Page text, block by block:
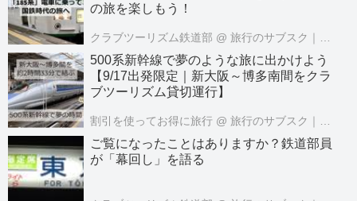
の旅を楽しもう！
クラブツーリズム鉄道部 @ 旅行のサブスク｜クラブツーリズムPASS公式
500系新幹線で夢のような旅に出かけよう
【9/17出発限定｜新大阪～博多南間をクラ
ブツーリズム貸切運行】
割引を使ってお得に旅行 @ 旅行のサブスク｜クラブツーリズムPASS公式
ご覧になったことはありますか？鉄道部員
が「幕回し」を語る